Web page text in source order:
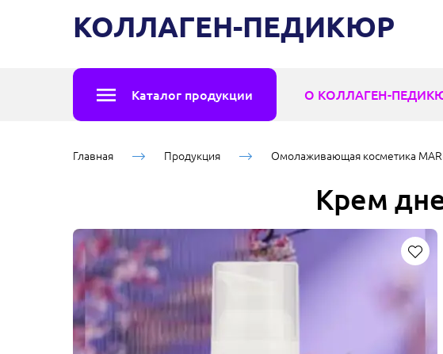
КОЛЛАГЕН-ПЕДИКЮР
Каталог продукции О КОЛЛАГЕН-
Главная Продукция Омолаживающая косметика
Крем